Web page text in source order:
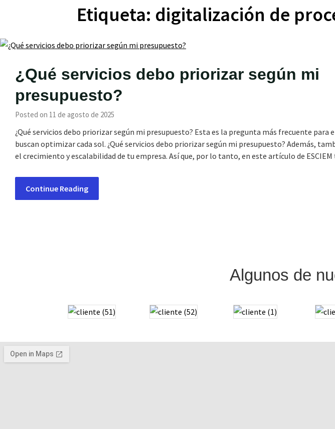
Etiqueta: digitalización de
¿Qué servicios debo priorizar según mi
presupuesto?
Posted on 11 de agosto de 2025
¿Qué servicios debo priorizar según mi presupuesto? Esta es la pregunta más frecuente para
buscan optimizar cada sol. ¿Qué servicios debo priorizar según mi presupuesto? Además,
el crecimiento y escalabilidad de tu empresa. Así que, por lo tanto, en este artículo de
Continue Reading
Algunos de